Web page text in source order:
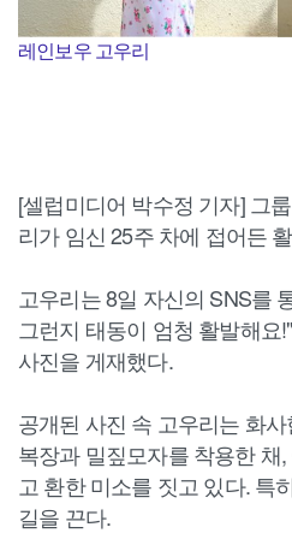
레인보우 고우리
[셀럽미디어 박수정 기자] 그
리가 임신 25주 차에 접어든
고우리는 8일 자신의 SNS를
그런지 태동이 엄청 활발해요
사진을 게재했다.
공개된 사진 속 고우리는 화
복장과 밀짚모자를 착용한 채
고 환한 미소를 짓고 있다. 특
길을 끈다.